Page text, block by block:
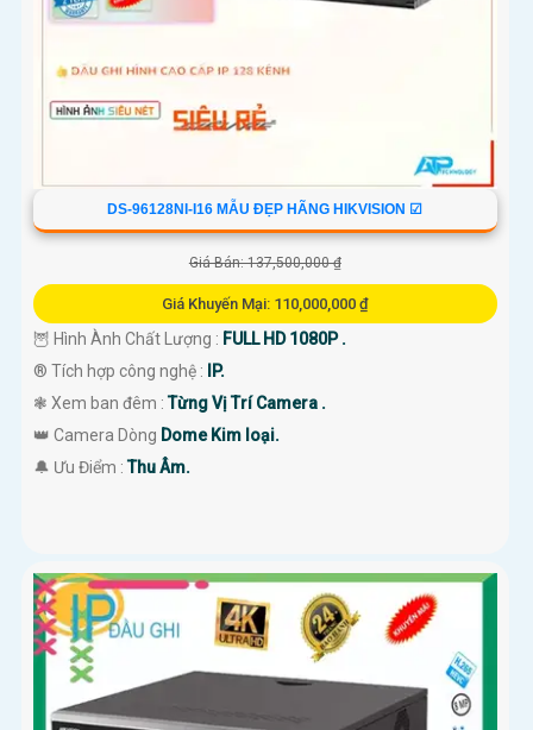
DS-96128NI-I16 MẪU ĐẸP HÃNG HIKVISION ☑
Giá Bán: 137,500,000 ₫
Giá Khuyến Mại: 110,000,000 ₫
🦉 Hình Ành Chất Lượng : FULL HD 1080P .
®️ Tích hợp công nghệ :
IP.
❃ Xem ban đêm :Từng Vị Trí Camera .
👑 Camera Dòng Dome Kim loại.
️🔔 Ưu Điểm :Thu Âm.